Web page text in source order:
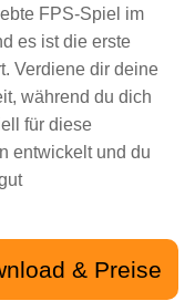
FPS-Spiel im
es ist die erste
Verdiene dir deine
während du dich
für diese
entwickelt und du
& Preise